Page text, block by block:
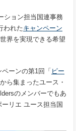
ション担当国連事務
われたキャンペーン
界を実現できる希望
ーンの第1回「 ピー
ら集まったユース・
のメンバーでもあ
リエ ユース担当国